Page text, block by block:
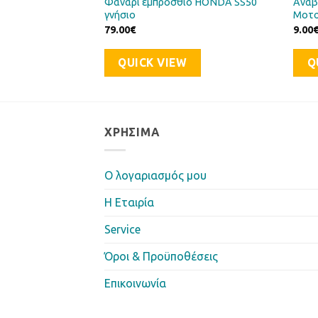
Φανάρι εμπρόσθιο HONDA SS50
γνήσιο
79.00€
QUICK VIEW
9.00
ΧΡΉΣΙΜΑ
Ο λογαριασμός μου
Η Eταιρία
Service
Όροι & Προϋποθέσεις
Επικοινωνία